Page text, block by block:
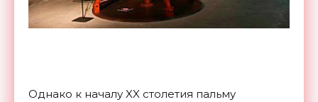
Однако к началу XX столетия пальму